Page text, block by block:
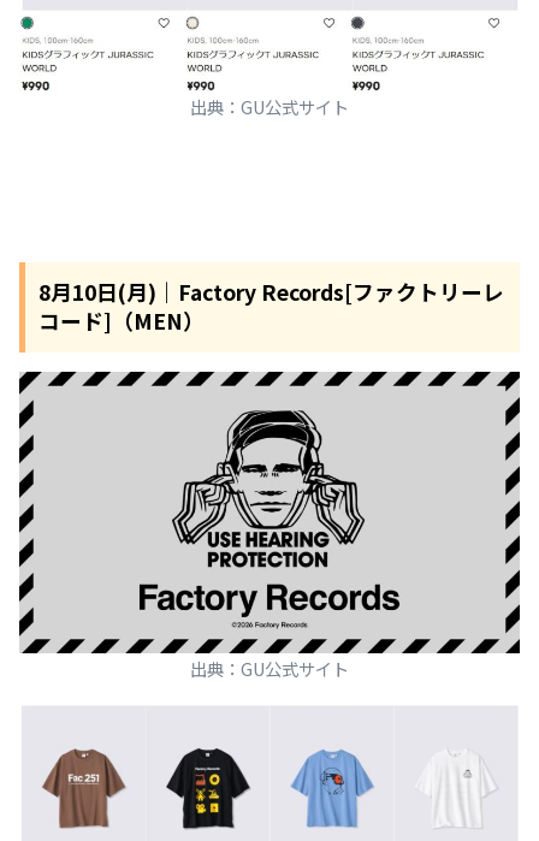
出典：GU公式サイト
8月10日(月)｜Factory Records[ファクトリーレ
コード]（MEN）
出典：GU公式サイト